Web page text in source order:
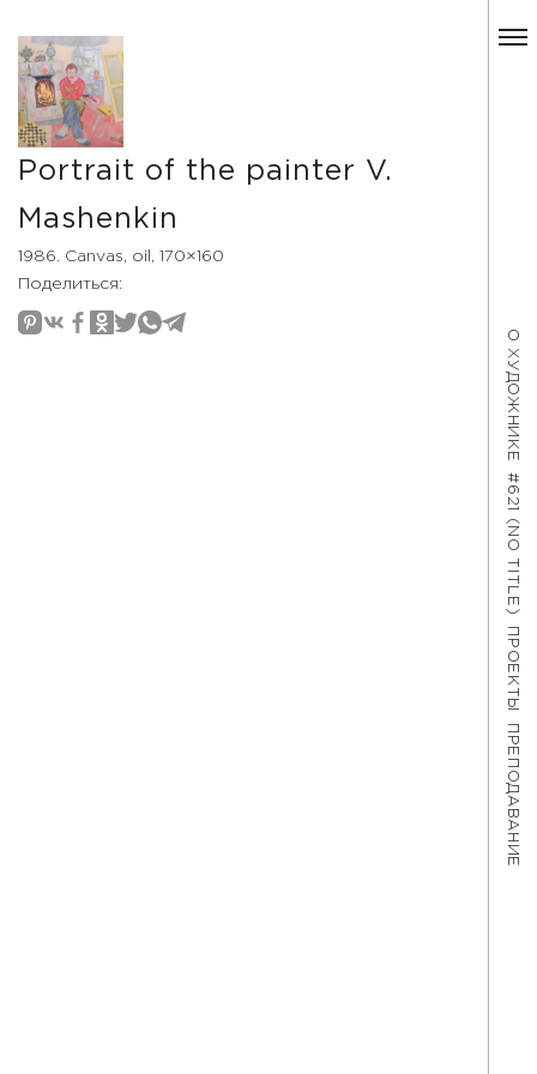
О ХУДОЖНИКЕ
#621 (NO TITLE)
ПРОЕКТЫ
ПРЕПОДАВАНИЕ
Portrait of the painter V.
Mashenkin
1986. Canvas, oil, 170×160
Поделиться: